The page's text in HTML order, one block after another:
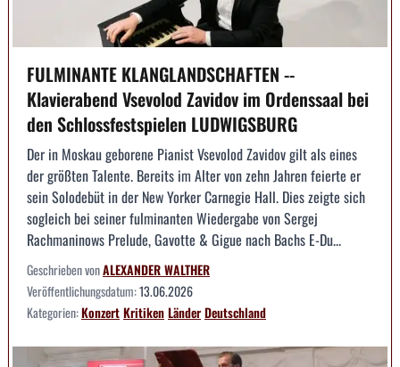
FULMINANTE KLANGLANDSCHAFTEN --
Klavierabend Vsevolod Zavidov im Ordenssaal bei
den Schlossfestspielen LUDWIGSBURG
Der in Moskau geborene Pianist Vsevolod Zavidov gilt als eines
der größten Talente. Bereits im Alter von zehn Jahren feierte er
sein Solodebüt in der New Yorker Carnegie Hall. Dies zeigte sich
sogleich bei seiner fulminanten Wiedergabe von Sergej
Rachmaninows Prelude, Gavotte & Gigue nach Bachs E-Du...
Geschrieben vonALEXANDER WALTHER
Veröffentlichungsdatum:13.06.2026
Kategorien:KonzertKritikenLänderDeutschland